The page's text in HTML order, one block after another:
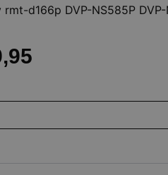
d166p DVP-NS585P
tot